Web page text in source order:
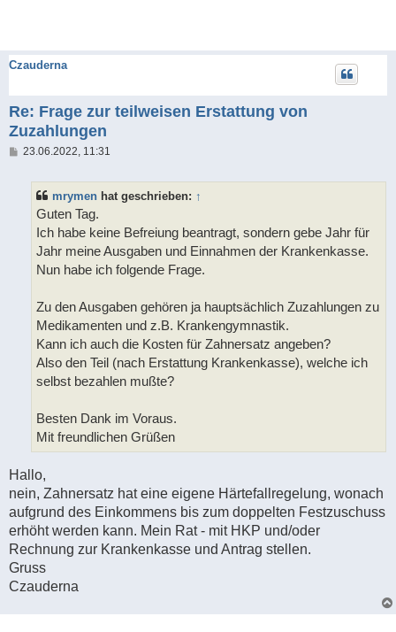
Czauderna
Re: Frage zur teilweisen Erstattung von
Zuzahlungen
B23.06.2022, 11:31
mrymen hat geschrieben: ↑
Guten Tag.
Ich habe keine Befreiung beantragt, sondern gebe Jahr für
Jahr meine Ausgaben und Einnahmen der Krankenkasse.
Nun habe ich folgende Frage.
Zu den Ausgaben gehören ja hauptsächlich Zuzahlungen zu
Medikamenten und z.B. Krankengymnastik.
Kann ich auch die Kosten für Zahnersatz angeben?
Also den Teil (nach Erstattung Krankenkasse), welche ich
selbst bezahlen mußte?
Besten Dank im Voraus.
Mit freundlichen Grüßen
Hallo,
nein, Zahnersatz hat eine eigene Härtefallregelung, wonach
aufgrund des Einkommens bis zum doppelten Festzuschuss
erhöht werden kann. Mein Rat - mit HKP und/oder
Rechnung zur Krankenkasse und Antrag stellen.
Gruss
Czauderna